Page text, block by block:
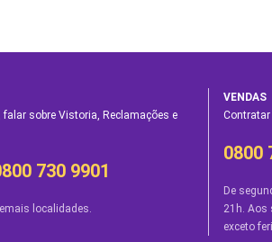
sobre Vistoria, Reclamações e
730 9901
localidades.
VENDAS
0800
De
21h. Aos
exceto